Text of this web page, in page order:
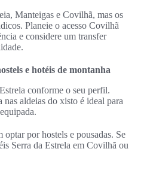
Manteigas e Covilhã, mas os
Planeie o acesso Covilhã
e considere um transfer
e hotéis de montanha
conforme o seu perfil.
aldeias do xisto é ideal para
por hostels e pousadas. Se
Serra da Estrela em Covilhã ou